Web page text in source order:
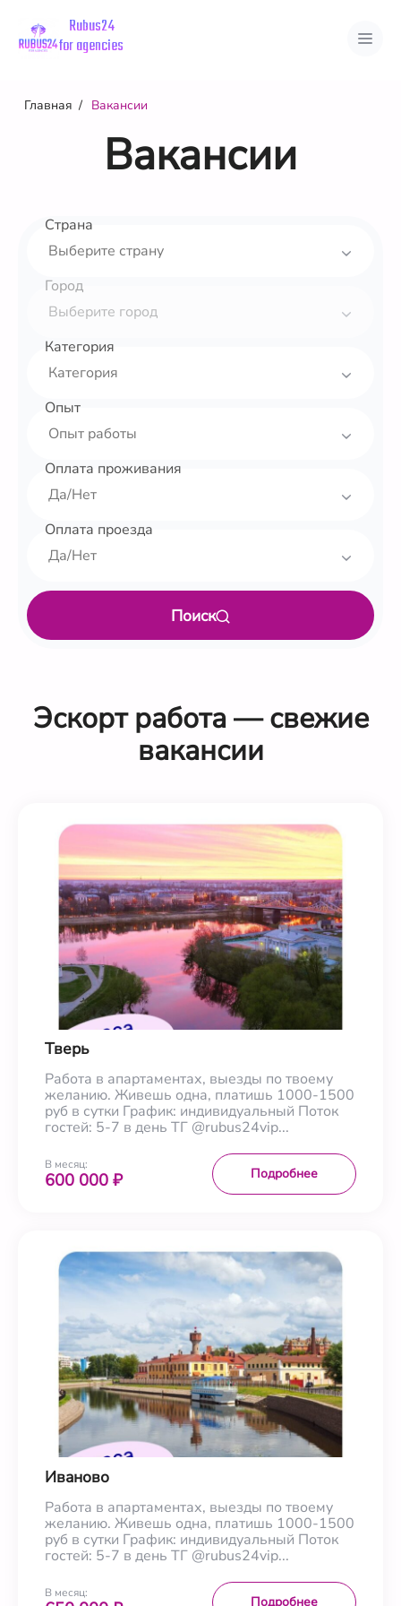
Rubus24
for agencies
Страны
Главная Вакансии
Вакансии
Страна
Город
Категория
Опыт
Оплата проживания
Оплата проезда
Поиск
Эскорт работа — свежие
вакансии
Тверь
Работа в апартаментах, выезды по твоему
желанию. Живешь одна, платишь 1000-1500
руб в сутки График: индивидуальный Поток
гостей: 5-7 в день ТГ @rubus24vip...
В месяц:
600 000 ₽ Подробнее
Иваново
Работа в апартаментах, выезды по твоему
желанию. Живешь одна, платишь 1000-1500
руб в сутки График: индивидуальный Поток
гостей: 5-7 в день ТГ @rubus24vip...
В месяц:
Подробнее